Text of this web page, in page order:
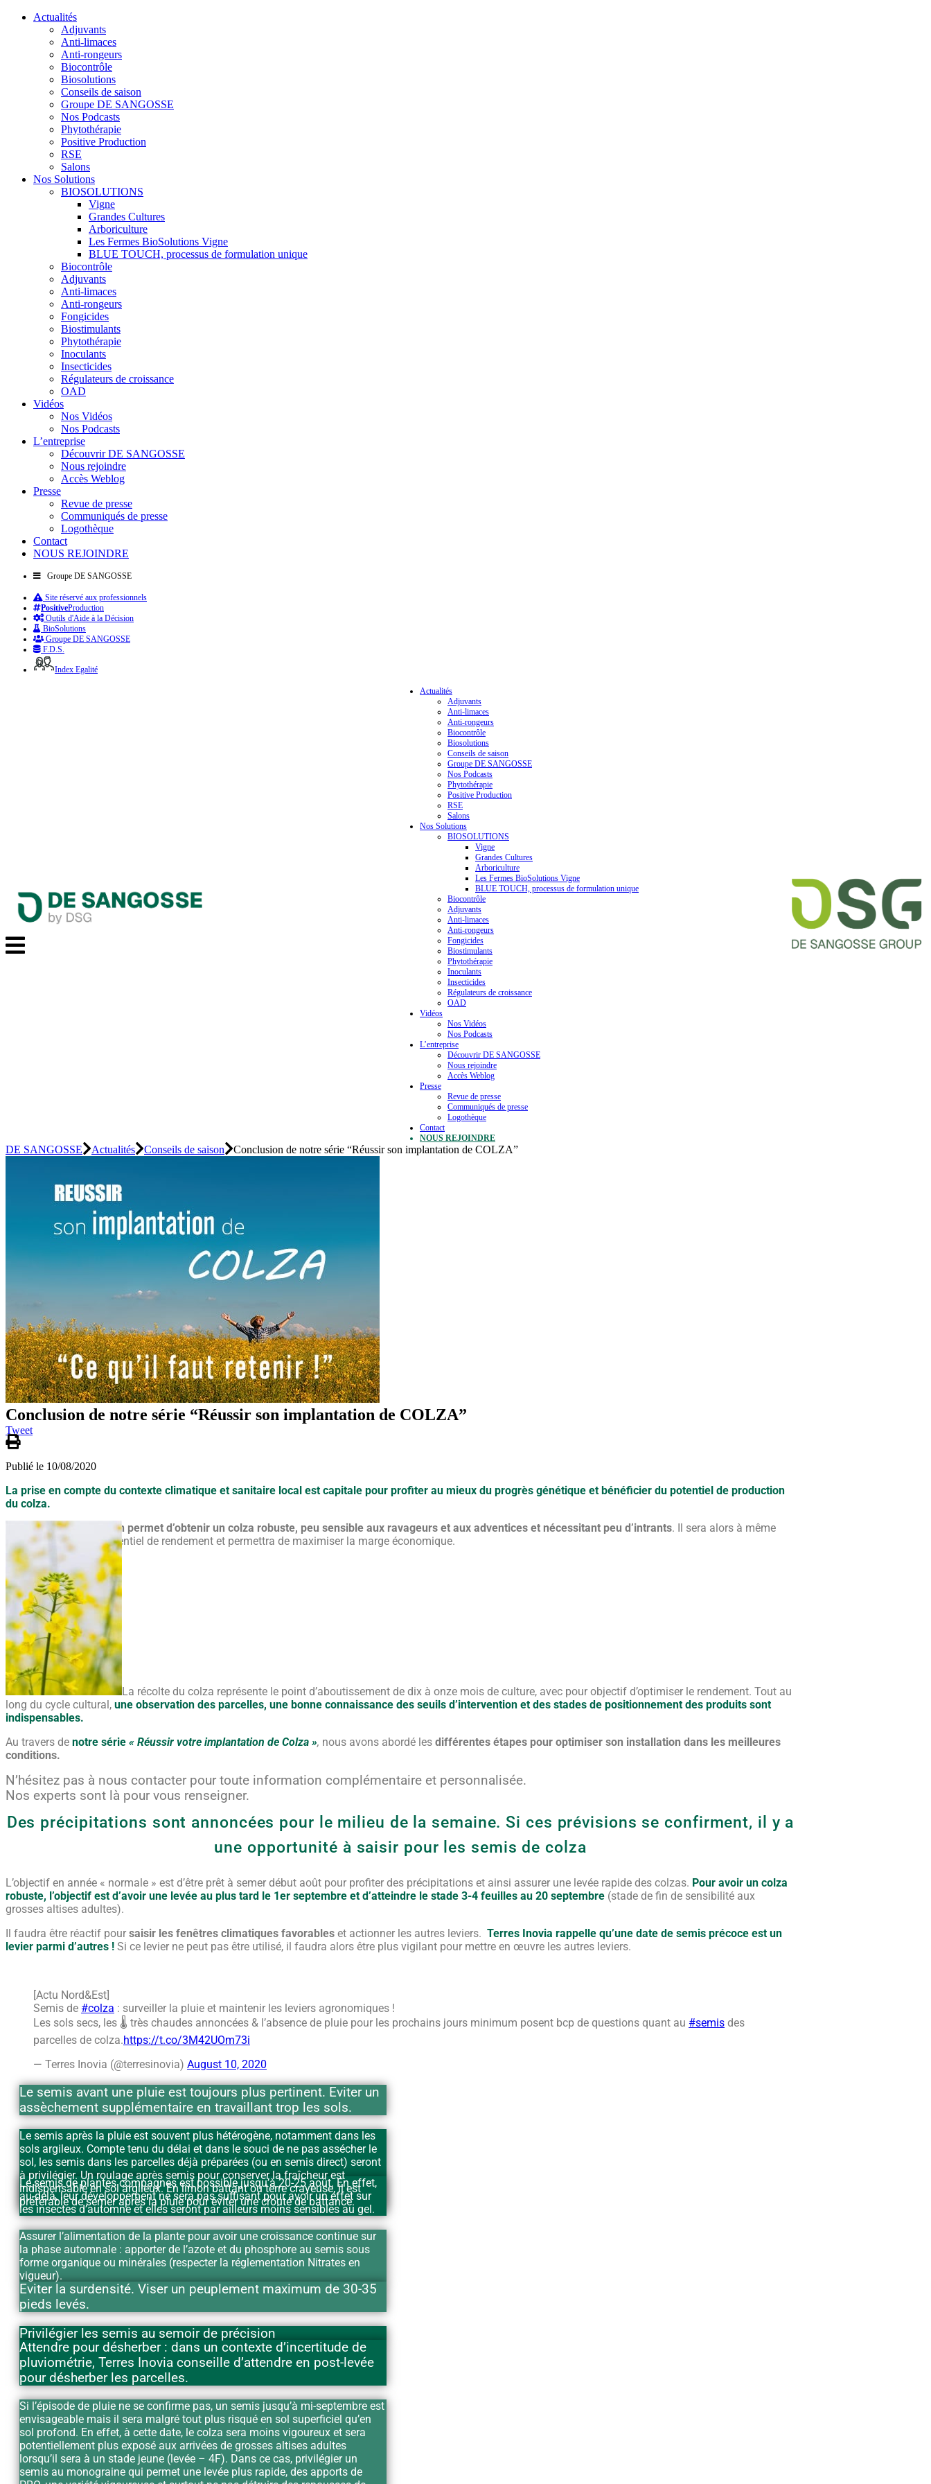
Actualités
Adjuvants
Anti-limaces
Anti-rongeurs
Biocontrôle
Biosolutions
Conseils de saison
Groupe DE SANGOSSE
Nos Podcasts
Phytothérapie
Positive Production
RSE
Salons
Nos Solutions
BIOSOLUTIONS
Vigne
Grandes Cultures
Arboriculture
Les Fermes BioSolutions Vigne
BLUE TOUCH, processus de formulation unique
Biocontrôle
Adjuvants
Anti-limaces
Anti-rongeurs
Fongicides
Biostimulants
Phytothérapie
Inoculants
Insecticides
Régulateurs de croissance
OAD
Vidéos
Nos Vidéos
Nos Podcasts
L’entreprise
Découvrir DE SANGOSSE
Nous rejoindre
Accès Weblog
Presse
Revue de presse
Communiqués de presse
Logothèque
Contact
NOUS REJOINDRE
Groupe DE SANGOSSE
Site réservé aux professionnels
PositiveProduction
Outils d'Aide à la Décision
BioSolutions
Groupe DE SANGOSSE
F.D.S.
Index Egalité
Actualités
Adjuvants
Anti-limaces
Anti-rongeurs
Biocontrôle
Biosolutions
Conseils de saison
Groupe DE SANGOSSE
Nos Podcasts
Phytothérapie
Positive Production
RSE
Salons
Nos Solutions
BIOSOLUTIONS
Vigne
Grandes Cultures
Arboriculture
Les Fermes BioSolutions Vigne
BLUE TOUCH, processus de formulation unique
Biocontrôle
Adjuvants
Anti-limaces
Anti-rongeurs
Fongicides
Biostimulants
Phytothérapie
Inoculants
Insecticides
Régulateurs de croissance
OAD
Vidéos
Nos Vidéos
Nos Podcasts
L’entreprise
Découvrir DE SANGOSSE
Nous rejoindre
Accès Weblog
Presse
Revue de presse
Communiqués de presse
Logothèque
Contact
NOUS REJOINDRE
DE SANGOSSE Actualités Conseils de saison Conclusion de notre série “Réussir son implantation de COLZA”
Conclusion de notre série “Réussir son implantation de COLZA”
Tweet
Publié le 10/08/2020
La prise en compte du contexte climatique et sanitaire local est capitale pour profiter au mieux du progrès génétique et bénéficier du potentiel de production
du colza.
Une bonne implantation permet d’obtenir un colza robuste, peu sensible aux ravageurs et aux adventices et nécessitant peu d’intrants. Il sera alors à même
d’exprimer tout son potentiel de rendement et permettra de maximiser la marge économique.
La récolte du colza représente le point d’aboutissement de dix à onze mois de culture, avec pour objectif d’optimiser le rendement. Tout au
long du cycle cultural, une observation des parcelles, une bonne connaissance des seuils d’intervention et des stades de positionnement des produits sont
indispensables.
Au travers de notre série « Réussir votre implantation de Colza », nous avons abordé les différentes étapes pour optimiser son installation dans les meilleures
conditions.
N’hésitez pas à nous contacter pour toute information complémentaire et personnalisée.
Nos experts sont là pour vous renseigner.
Des précipitations sont annoncées pour le milieu de la semaine. Si ces prévisions se confirment, il y a
une opportunité à saisir pour les semis de colza
L’objectif en année « normale » est d’être prêt à semer début août pour profiter des précipitations et ainsi assurer une levée rapide des colzas. Pour avoir un colza
robuste, l’objectif est d’avoir une levée au plus tard le 1er septembre et d’atteindre le stade 3-4 feuilles au 20 septembre (stade de fin de sensibilité aux
grosses altises adultes).
Il faudra être réactif pour saisir les fenêtres climatiques favorables et actionner les autres leviers. Terres Inovia rappelle qu’une date de semis précoce est un
levier parmi d’autres ! Si ce levier ne peut pas être utilisé, il faudra alors être plus vigilant pour mettre en œuvre les autres leviers.
[Actu Nord&Est]
Semis de #colza : surveiller la pluie et maintenir les leviers agronomiques !
Les sols secs, les 🌡️ très chaudes annoncées & l’absence de pluie pour les prochains jours minimum posent bcp de questions quant au #semis des
parcelles de colza.https://t.co/3M42UOm73i
— Terres Inovia (@terresinovia) August 10, 2020
Le semis avant une pluie est toujours plus pertinent. Eviter un
assèchement supplémentaire en travaillant trop les sols.
Le semis après la pluie est souvent plus hétérogène, notamment dans les
sols argileux. Compte tenu du délai et dans le souci de ne pas assécher le
sol, les semis dans les parcelles déjà préparées (ou en semis direct) seront
à privilégier. Un roulage après semis pour conserver la fraîcheur est
indispensable en sol argileux. En limon battant ou terre crayeuse, il est
préférable de semer après la pluie pour éviter une croute de battance.
Le semis de plantes compagnes est possible jusqu’à 20-25 août. En effet,
au-delà, leur développement ne sera pas suffisant pour avoir un effet sur
les insectes d’automne et elles seront par ailleurs moins sensibles au gel.
Assurer l’alimentation de la plante pour avoir une croissance continue sur
la phase automnale : apporter de l’azote et du phosphore au semis sous
forme organique ou minérales (respecter la réglementation Nitrates en
vigueur).
Eviter la surdensité. Viser un peuplement maximum de 30-35
pieds levés.
Privilégier les semis au semoir de précision
Attendre pour désherber : dans un contexte d’incertitude de
pluviométrie, Terres Inovia conseille d’attendre en post-levée
pour désherber les parcelles.
Si l’épisode de pluie ne se confirme pas, un semis jusqu’à mi-septembre est
envisageable mais il sera malgré tout plus risqué en sol superficiel qu’en
sol profond. En effet, à cette date, le colza sera moins vigoureux et sera
potentiellement plus exposé aux arrivées de grosses altises adultes
lorsqu’il sera à un stade jeune (levée – 4F). Dans ce cas, privilégier un
semis au monograine qui permet une levée plus rapide, des apports de